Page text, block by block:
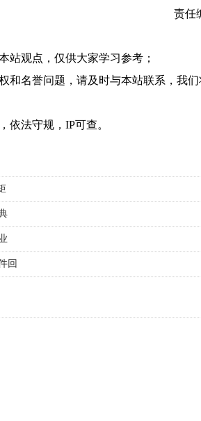
责任
站观点，仅供大家学习参考；
和名誉问题，请及时与本站联系，我
依法守规，IP可查。
回